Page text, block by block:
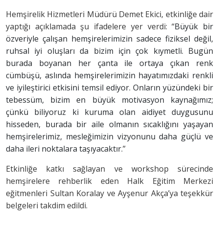
Hemşirelik Hizmetleri Müdürü Demet Ekici, etkinliğe dair
yaptığı açıklamada şu ifadelere yer verdi: “Büyük bir
özveriyle çalışan hemşirelerimizin sadece fiziksel değil,
ruhsal iyi oluşları da bizim için çok kıymetli. Bugün
burada boyanan her çanta ile ortaya çıkan renk
cümbüşü, aslında hemşirelerimizin hayatımızdaki renkli
ve iyileştirici etkisini temsil ediyor. Onların yüzündeki bir
tebessüm, bizim en büyük motivasyon kaynağımız;
çünkü biliyoruz ki kuruma olan aidiyet duygusunu
hisseden, burada bir aile olmanın sıcaklığını yaşayan
hemşirelerimiz, mesleğimizin vizyonunu daha güçlü ve
daha ileri noktalara taşıyacaktır.”
Etkinliğe katkı sağlayan ve workshop sürecinde
hemşirelere rehberlik eden Halk Eğitim Merkezi
eğitmenleri Sultan Koralay ve Ayşenur Akça’ya teşekkür
belgeleri takdim edildi.